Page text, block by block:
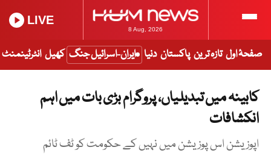
8 Aug, 2026
LIVE
صفحۂ اول تازہ ترین پاکستان دنیا ایران-اسرائیل جنگ کھیل انٹرٹینمنٹ
کابینہ میں تبدیلیاں، پروگرام بڑی بات میں اہم
انکشافات
اپوزیشن اس پوزیشن میں نہیں کے حکومت کو ٹف ٹائم